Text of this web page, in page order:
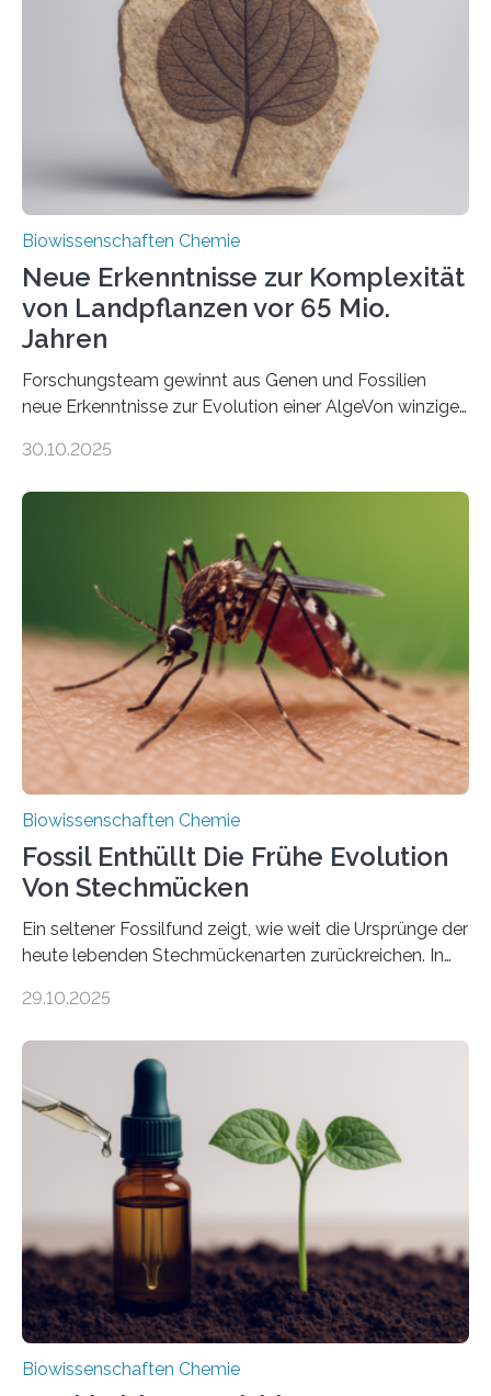
peroxisomalen Proteintransports in der Bäckerhefe
Saccharomyces cerevisiae entdeckt, der für die
Funktionsfähigkeit der Organellen entscheidend ist. Die
Studie wurde am 28. Oktober 2025 in der
Fachzeitschrift…
Biowissenschaften Chemie
Neue Erkenntnisse zur Komplexität
von Landpflanzen vor 65 Mio.
Jahren
Forschungsteam gewinnt aus Genen und Fossilien
neue Erkenntnisse zur Evolution einer AlgeVon winzigen
Landpflanzen zählen zu den komplexesten
Grünalgen, die vor Hunderten von Millionen Jahren
lebten. Unter den Vorfahren sticht eine Gruppe heraus,
die noch heute in der Natur vorkommt: die
Süßwasseralge Coleochaetophyceae. Einige Arten
dieser Gruppe bilden aus Zellfäden dichte Geflechte
mit scheibenförmiger Gestalt. Was auffällig ist: Die
nächsten…
30.10.2025
Biowissenschaften Chemie
Fossil Enthüllt Die Frühe Evolution
Von Stechmücken
Ein seltener Fossilfund zeigt, wie weit die Ursprünge der
heute lebenden Stechmückenarten zurückreichen. In
Forschende die bisher älteste bekannte Stechmücken-
Region Kachin in Myanmar und hat sich in
ausgezeichnetem Zustand erhalten. Es konnte als neue
Art einer neuen Gattung beschrieben werden und trägt
nun den Namen Cretosabethes primaevus. Dieser erste
fossile Nachweis einer Stechmückenlarve in Bernstein
stellt gleichzeitig den ersten Fossilfund einer
Mückenlarve aus dem Mesozoikum dar, denn…
29.10.2025
Biowissenschaften Chemie